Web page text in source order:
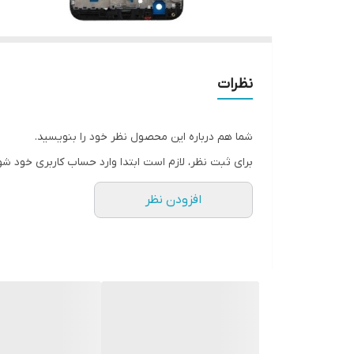
نظرات
شما هم درباره این محصول نظر خود را بنویسید.
برای ثبت نظر، لازم است ابتدا وارد حساب کاربری خود
افزودن نظر